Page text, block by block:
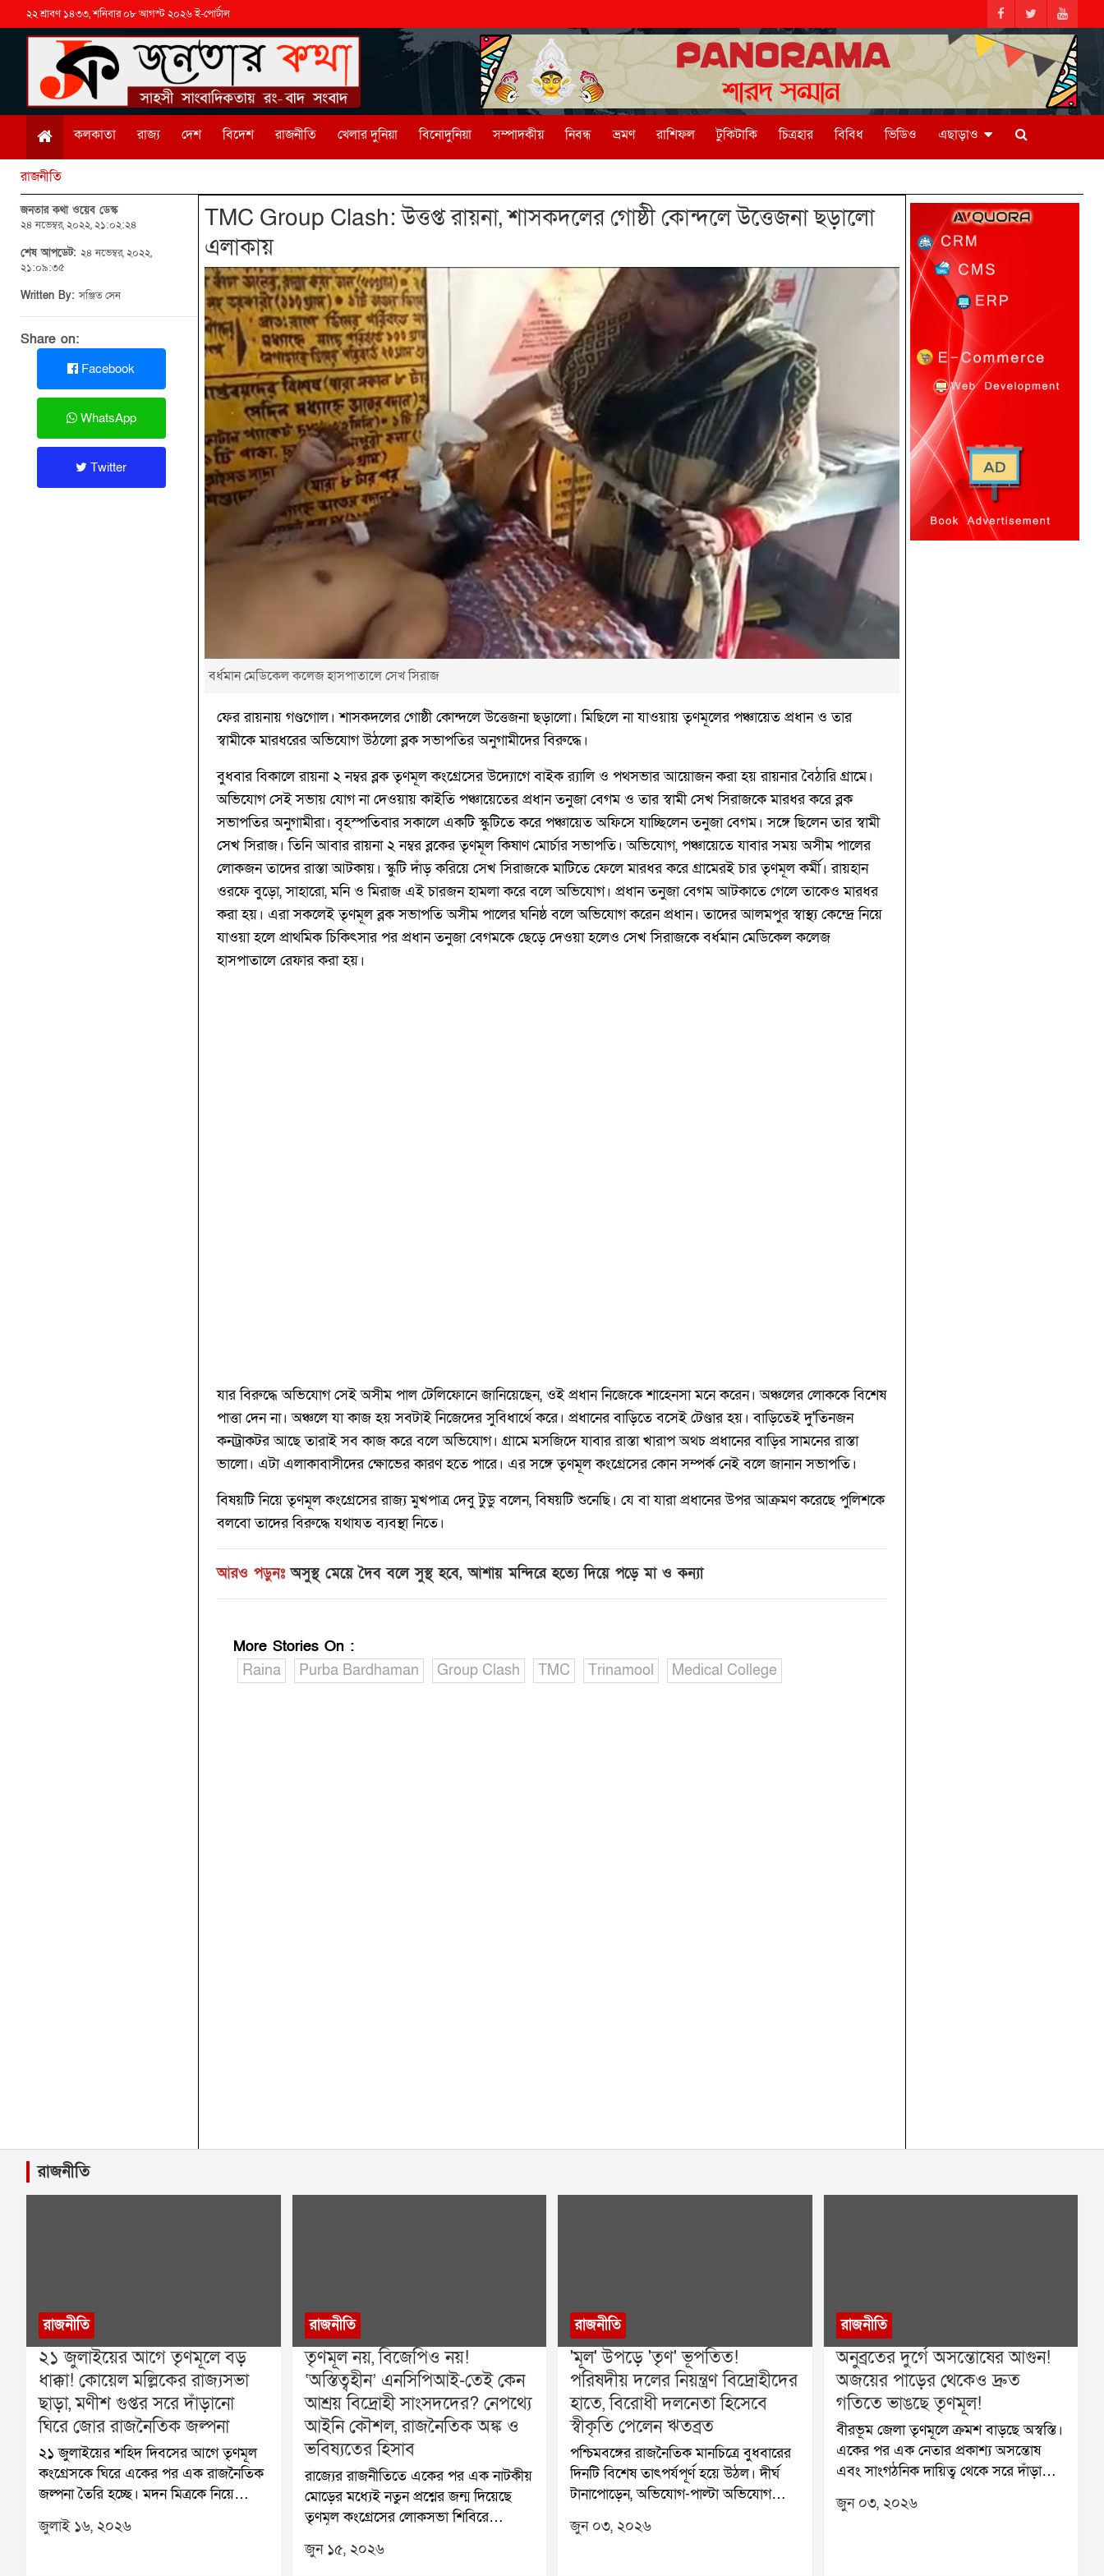
২২ শ্রাবণ ১৪৩৩, শনিবার ০৮ আগস্ট ২০২৬ ই-পোর্টাল
কলকাতা রাজ্য দেশ বিদেশ রাজনীতি খেলার দুনিয়া বিনোদুনিয়া সম্পাদকীয় নিবন্ধ ভ্রমণ রাশিফল টুকিটাকি চিত্রহার বিবিধ ভিডিও এছাড়াও
রাজনীতি
জনতার কথা ওয়েব ডেস্ক
২৪ নভেম্বর, ২০২২, ২১:০২:২৪
শেষ আপডেট: ২৪ নভেম্বর, ২০২২,
২১:০৯:৩৫
Written By:সঞ্জিত সেন
Share on:
Facebook
WhatsApp
Twitter
TMC Group Clash: উত্তপ্ত রায়না, শাসকদলের গোষ্ঠী কোন্দলে উত্তেজনা ছড়ালো
এলাকায়
বর্ধমান মেডিকেল কলেজ হাসপাতালে সেখ সিরাজ
ফের রায়নায় গণ্ডগোল। শাসকদলের গোষ্ঠী কোন্দলে উত্তেজনা ছড়ালো। মিছিলে না যাওয়ায় তৃণমূলের পঞ্চায়েত প্রধান ও তার
স্বামীকে মারধরের অভিযোগ উঠলো ব্লক সভাপতির অনুগামীদের বিরুদ্ধে।
বুধবার বিকালে রায়না ২ নম্বর ব্লক তৃণমূল কংগ্রেসের উদ্যোগে বাইক র‍্যালি ও পথসভার আয়োজন করা হয় রায়নার বৈঠারি গ্রামে।
অভিযোগ সেই সভায় যোগ না দেওয়ায় কাইতি পঞ্চায়েতের প্রধান তনুজা বেগম ও তার স্বামী সেখ সিরাজকে মারধর করে ব্লক
সভাপতির অনুগামীরা। বৃহস্পতিবার সকালে একটি স্কুটিতে করে পঞ্চায়েত অফিসে যাচ্ছিলেন তনুজা বেগম। সঙ্গে ছিলেন তার স্বামী
সেখ সিরাজ। তিনি আবার রায়না ২ নম্বর ব্লকের তৃণমূল কিষাণ মোর্চার সভাপতি। অভিযোগ, পঞ্চায়েতে যাবার সময় অসীম পালের
লোকজন তাদের রাস্তা আটকায়। স্কুটি দাঁড় করিয়ে সেখ সিরাজকে মাটিতে ফেলে মারধর করে গ্রামেরই চার তৃণমূল কর্মী। রায়হান
ওরফে বুড়ো, সাহারো, মনি ও মিরাজ এই চারজন হামলা করে বলে অভিযোগ। প্রধান তনুজা বেগম আটকাতে গেলে তাকেও মারধর
করা হয়। এরা সকলেই তৃণমূল ব্লক সভাপতি অসীম পালের ঘনিষ্ঠ বলে অভিযোগ করেন প্রধান। তাদের আলমপুর স্বাস্থ্য কেন্দ্রে নিয়ে
যাওয়া হলে প্রাথমিক চিকিৎসার পর প্রধান তনুজা বেগমকে ছেড়ে দেওয়া হলেও সেখ সিরাজকে বর্ধমান মেডিকেল কলেজ
হাসপাতালে রেফার করা হয়।
যার বিরুদ্ধে অভিযোগ সেই অসীম পাল টেলিফোনে জানিয়েছেন, ওই প্রধান নিজেকে শাহেনসা মনে করেন। অঞ্চলের লোককে বিশেষ
পাত্তা দেন না। অঞ্চলে যা কাজ হয় সবটাই নিজেদের সুবিধার্থে করে। প্রধানের বাড়িতে বসেই টেণ্ডার হয়। বাড়িতেই দু'তিনজন
কনট্রাকটর আছে তারাই সব কাজ করে বলে অভিযোগ। গ্রামে মসজিদে যাবার রাস্তা খারাপ অথচ প্রধানের বাড়ির সামনের রাস্তা
ভালো। এটা এলাকাবাসীদের ক্ষোভের কারণ হতে পারে। এর সঙ্গে তৃণমূল কংগ্রেসের কোন সম্পর্ক নেই বলে জানান সভাপতি।
বিষয়টি নিয়ে তৃণমূল কংগ্রেসের রাজ্য মুখপাত্র দেবু টুডু বলেন, বিষয়টি শুনেছি। যে বা যারা প্রধানের উপর আক্রমণ করেছে পুলিশকে
বলবো তাদের বিরুদ্ধে যথাযত ব্যবস্থা নিতে।
আরও পড়ুনঃ অসুস্থ মেয়ে দৈব বলে সুস্থ হবে, আশায় মন্দিরে হত্যে দিয়ে পড়ে মা ও কন্যা
More Stories On :
Raina
Purba Bardhaman Group Clash TMC Trinamool Medical College
রাজনীতি
রাজনীতি
২১ জুলাইয়ের আগে তৃণমূলে বড়
ধাক্কা! কোয়েল মল্লিকের রাজ্যসভা
ছাড়া, মণীশ গুপ্তর সরে দাঁড়ানো
ঘিরে জোর রাজনৈতিক জল্পনা
২১ জুলাইয়ের শহিদ দিবসের আগে তৃণমূল
কংগ্রেসকে ঘিরে একের পর এক রাজনৈতিক
জল্পনা তৈরি হচ্ছে। মদন মিত্রকে নিয়ে
বিতর্কের আবহ এখনও পুরোপুরি কাটেনি,
তার মধ্যেই রাজ্যসভার সদস্য পদ থেকে
জুলাই ১৬, ২০২৬
রাজনীতি
তৃণমূল নয়, বিজেপিও নয়!
‘অস্তিত্বহীন’ এনসিপিআই-তেই কেন
আশ্রয় বিদ্রোহী সাংসদদের? নেপথ্যে
আইনি কৌশল, রাজনৈতিক অঙ্ক ও
ভবিষ্যতের হিসাব
রাজ্যের রাজনীতিতে একের পর এক নাটকীয়
মোড়ের মধ্যেই নতুন প্রশ্নের জন্ম দিয়েছে
তৃণমূল কংগ্রেসের লোকসভা শিবিরে
সায়নী ঘোষ-সহ প্রায় ২০ জন সাংসদের
জুন ১৫, ২০২৬
রাজনীতি
'মূল' উপড়ে 'তৃণ' ভূপতিত!
পরিষদীয় দলের নিয়ন্ত্রণ বিদ্রোহীদের
হাতে, বিরোধী দলনেতা হিসেবে
স্বীকৃতি পেলেন ঋতব্রত
পশ্চিমবঙ্গের রাজনৈতিক মানচিত্রে বুধবারের
দিনটি বিশেষ তাৎপর্যপূর্ণ হয়ে উঠল। দীর্ঘ
টানাপোড়েন, অভিযোগ-পাল্টা অভিযোগ
তৈরি হওয়া বিতর্কের পর অবশেষে তৃণমূল
জুন ০৩, ২০২৬
রাজনীতি
অনুব্রতের দুর্গে অসন্তোষের আগুন!
অজয়ের পাড়ের থেকেও দ্রুত
গতিতে ভাঙছে তৃণমূল!
বীরভূম জেলা তৃণমূলে ক্রমশ বাড়ছে অস্বস্তি।
একের পর এক নেতার প্রকাশ্য অসন্তোষ
এবং সাংগঠনিক দায়িত্ব থেকে সরে দাঁড়ানোর
দিয়েছে। লাভপুরের প্রাক্তন বিধায়ক
জুন ০৩, ২০২৬